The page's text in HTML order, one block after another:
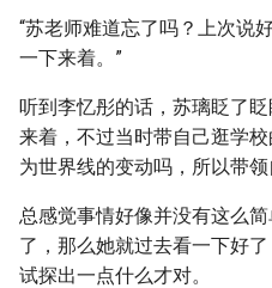
“苏老师难道忘了吗？上次说
一下来着。”
听到李忆彤的话，苏璃眨了
来着，不过当时带自己逛学
为世界线的变动吗，所以带
总感觉事情好像并没有这么
了，那么她就过去看一下好
试探出一点什么才对。